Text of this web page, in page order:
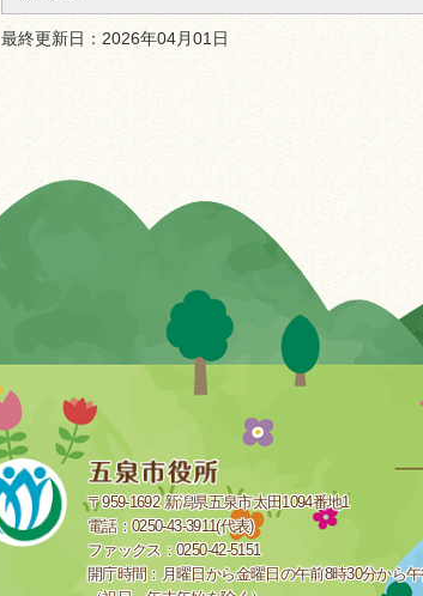
最終更新日：2026年04月01日
〒959-1692 新潟県五泉市太田1094番地1
電話：0250-43-3911(代表)
ファックス：0250-42-5151
開庁時間：月曜日から金曜日の午前8時30分から